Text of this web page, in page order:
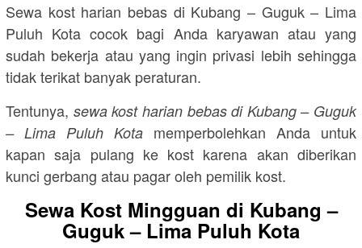
Sewa kost harian bebas di Kubang – Guguk – Lima
Puluh Kota cocok bagi Anda karyawan atau yang
sudah bekerja atau yang ingin privasi lebih sehingga
tidak terikat banyak peraturan.
Tentunya, sewa kost harian bebas di Kubang – Guguk
– Lima Puluh Kota memperbolehkan Anda untuk
kapan saja pulang ke kost karena akan diberikan
kunci gerbang atau pagar oleh pemilik kost.
Sewa Kost Mingguan di Kubang –
Guguk – Lima Puluh Kota